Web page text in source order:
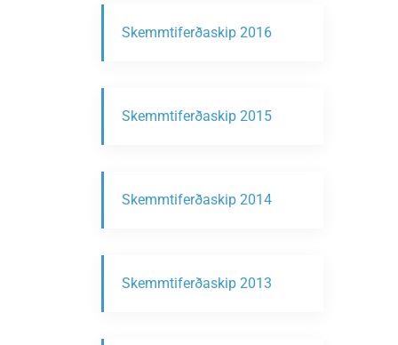
Skemmtiferðaskip 2016
Skemmtiferðaskip 2015
Skemmtiferðaskip 2014
Skemmtiferðaskip 2013